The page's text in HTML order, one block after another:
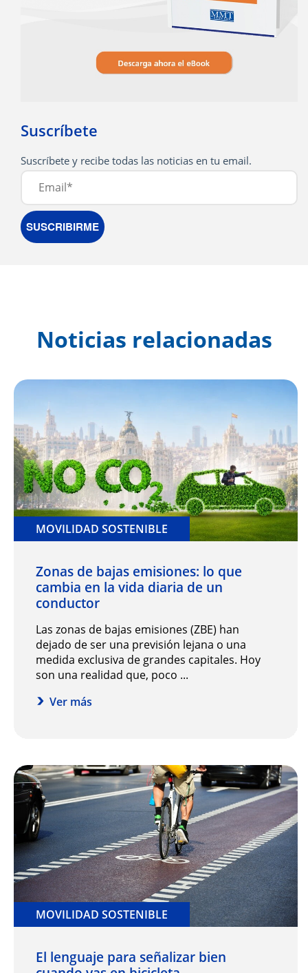
Suscríbete
Noticias relacionadas
MOVILIDAD SOSTENIBLE
Zonas de bajas emisiones: lo que
cambia en la vida diaria de un
conductor
Las zonas de bajas emisiones (ZBE) han
dejado de ser una previsión lejana o una
medida exclusiva de grandes capitales. Hoy
son una realidad que, poco ...
Ver más
MOVILIDAD SOSTENIBLE
El lenguaje para señalizar bien